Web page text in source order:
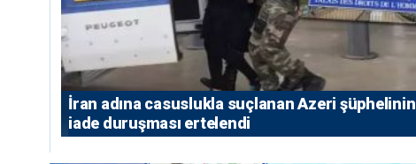
İran adına casuslukla suçlanan Azeri şüphelinin
iade duruşması ertelendi